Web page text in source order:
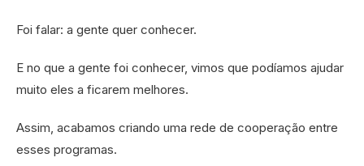
Foi falar: a gente quer conhecer.
E no que a gente foi conhecer, vimos que podíamos ajudar
muito eles a ficarem melhores.
Assim, acabamos criando uma rede de cooperação entre
esses programas.